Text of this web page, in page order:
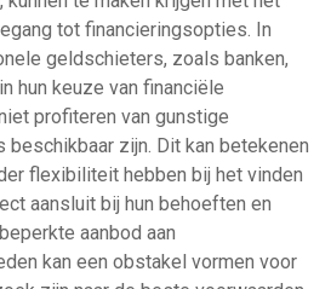
tot financieringsopties. In
geldschieters, zoals banken,
hun keuze van financiële
profiteren van gunstige
beschikbaar zijn. Dit kan betekenen
flexibiliteit hebben bij het vinden
aansluit bij hun behoeften en
aanbod aan
kan een obstakel vormen voor